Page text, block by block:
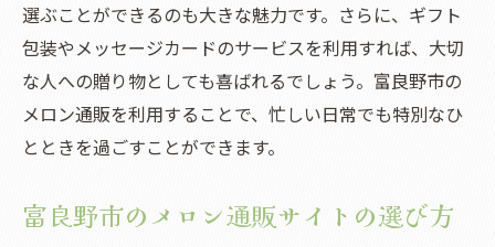
特別なひとときを演出する富良野市のメロン通
販の秘密
富良野市産メロンのこだわり栽培方法
他の地域と比べた富良野市メロンの特徴
通販でしか手に入らない限定メロン
選ぶことができるのも大きな魅力です。さらに、ギフト
包装やメッセージカードのサービスを利用すれば、大切
な人への贈り物としても喜ばれるでしょう。富良野市の
メロン通販を利用することで、忙しい日常でも特別なひ
とときを過ごすことができます。
富良野市のメロン通販サイトの選び方